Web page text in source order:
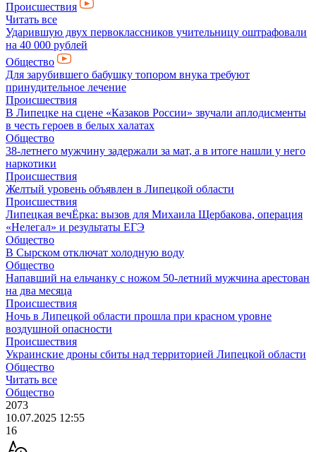
Происшествия
Читать все
Ударившую двух первоклассников учительницу оштрафовали
на 40 000 рублей
Общество
Для зарубившего бабушку топором внука требуют
принудительное лечение
Происшествия
В Липецке на сцене «Казаков России» звучали аплодисменты
в честь героев в белых халатах
Общество
38-летнего мужчину задержали за мат, а в итоге нашли у него
наркотики
Происшествия
Желтый уровень объявлен в Липецкой области
Происшествия
Липецкая вечЁрка: вызов для Михаила Щербакова, операция
«Нелегал» и результаты ЕГЭ
Общество
В Сырском отключат холодную воду
Общество
Напавший на ельчанку с ножом 50-летний мужчина арестован
на два месяца
Происшествия
Ночь в Липецкой области прошла при красном уровне
воздушной опасности
Происшествия
Украинские дроны сбиты над территорией Липецкой области
Общество
Читать все
Общество
2073
10.07.2025 12:55
16